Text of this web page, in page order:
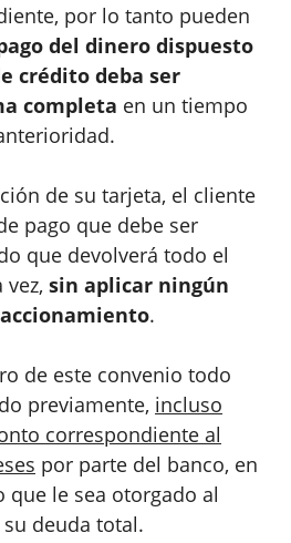
por lo tanto pueden
del dinero dispuesto
crédito deba ser
completa en un tiempo
de su tarjeta, el cliente
pago que debe ser
que devolverá todo el
sin aplicar ningún
.
de este convenio todo
previamente, incluso
correspondiente al
por parte del banco, en
le sea otorgado al
deuda total.